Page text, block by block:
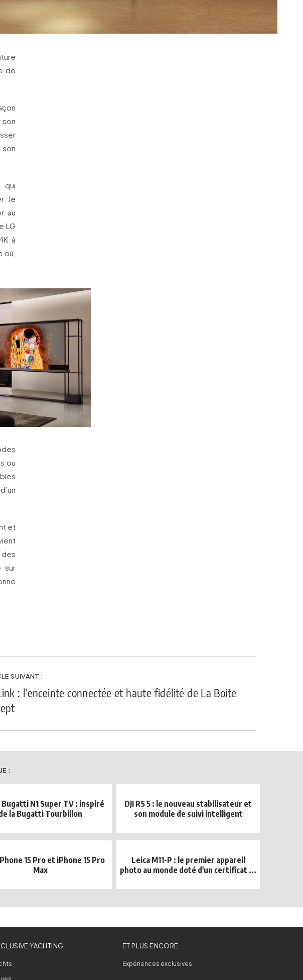
de
son
qui
le
au
LG
à
où,
ou
et
sur
SUIVANT :
: l’enceinte connectée et haute fidélité de La Boite
:
Bugatti N1 Super TV : inspiré
la Bugatti Tourbillon
DJI RS 5 : le nouveau stabilisateur et
son module de suivi intelligent
15 Pro et iPhone 15 Pro
Max
Leica M11-P : le premier appareil
photo au monde doté d'un certificat ...
YACHTING ET PLUS ENCORE...
Expériences exclusives